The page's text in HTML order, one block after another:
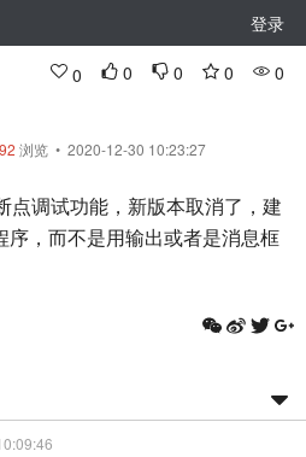
登录
0 0 0 0 0
浏览 • 2020-12-30 10:23:27
点调试功能，新版本取消了，建
，而不是用输出或者是消息框